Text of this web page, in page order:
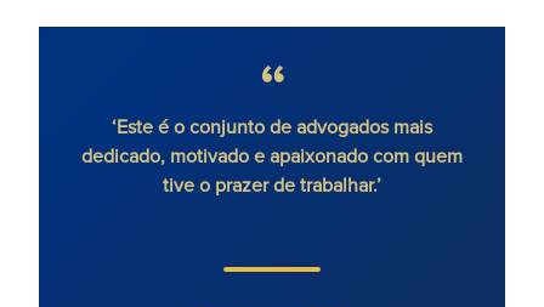
de advogados mais
e apaixonado com quem
'Ronald Fletcher Baker presta
contencioso imobiliário com
extremamente determinada e